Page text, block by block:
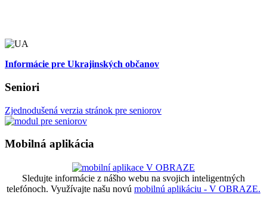
Informácie pre Ukrajinských občanov
Seniori
Zjednodušená verzia stránok pre seniorov
Mobilná aplikácia
Sledujte informácie z nášho webu na svojich inteligentných
telefónoch. Využívajte našu novú mobilnú aplikáciu - V OBRAZE.